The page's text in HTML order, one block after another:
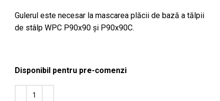
Gulerul este necesar la mascarea plăcii de bază a tălpii
de stâlp WPC P90x90 și P90x90C.
Disponibil pentru pre-comenzi